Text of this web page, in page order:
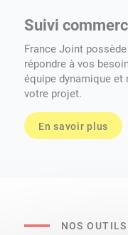
Suivi
France Joint
répondre à vos
équipe dynamique et
votre projet.
En savoir plus
NOS OUTILS